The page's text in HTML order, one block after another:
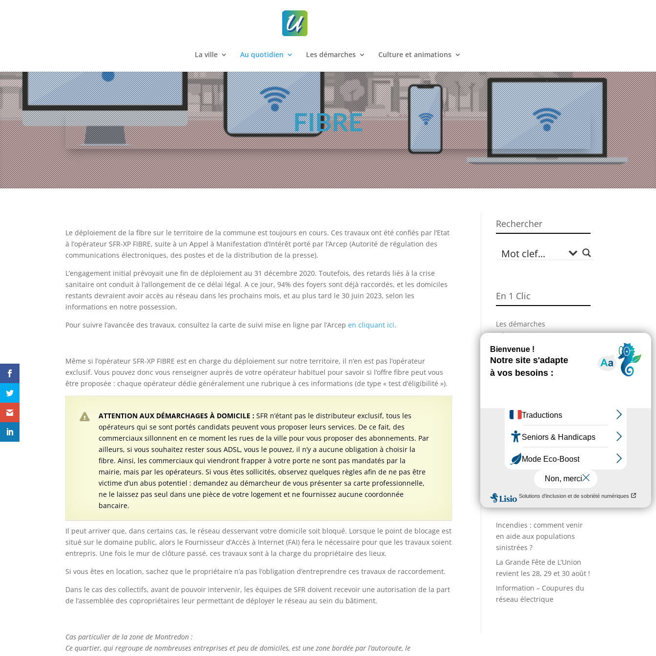
La ville Au quotidien Les démarches Culture et animations
FIBRE
Le déploiement de la fibre sur le territoire de la commune est toujours en cours. Ces travaux ont été confiés par l’Etat
à l’opérateur SFR-XP FIBRE, suite à un Appel à Manifestation d’Intérêt porté par l’Arcep (Autorité de régulation des
communications électroniques, des postes et de la distribution de la presse).
L’engagement initial prévoyait une fin de déploiement au 31 décembre 2020. Toutefois, des retards liés à la crise
sanitaire ont conduit à l’allongement de ce délai légal. A ce jour, 94% des foyers sont déjà raccordés, et les domiciles
restants devraient avoir accès au réseau dans les prochains mois, et au plus tard le 30 juin 2023, selon les
informations en notre possession.
Pour suivre l’avancée des travaux, consultez la carte de suivi mise en ligne par l’Arcepen cliquant ici.
Même si l’opérateur SFR-XP FIBRE est en charge du déploiement sur notre territoire, il n’en est pas l’opérateur
exclusif. Vous pouvez donc vous renseigner auprès de votre opérateur habituel pour savoir si l’offre fibre peut vous
être proposée : chaque opérateur dédie généralement une rubrique à ces informations (de type « test d’éligibilité »).
ATTENTION AUX DÉMARCHAGES À DOMICILE : SFR n’étant pas le distributeur exclusif, tous les
opérateurs qui se sont portés candidats peuvent vous proposer leurs services. De ce fait, des
commerciaux sillonnent en ce moment les rues de la ville pour vous proposer des abonnements. Par
ailleurs, si vous souhaitez rester sous ADSL, vous le pouvez, il n’y a aucune obligation à choisir la
fibre. Ainsi, les commerciaux qui viendront frapper à votre porte ne sont pas mandatés par la
mairie, mais par les opérateurs. Si vous êtes sollicités, observez quelques règles afin de ne pas être
victime d’un abus potentiel : demandez au démarcheur de vous présenter sa carte professionnelle,
ne le laissez pas seul dans une pièce de votre logement et ne fournissez aucune coordonnée
bancaire.
Il peut arriver que, dans certains cas, le réseau desservant votre domicile soit bloqué. Lorsque le point de blocage est
situé sur le domaine public, alors le Fournisseur d’Accès à Internet (FAI) fera le nécessaire pour que les travaux soient
entrepris. Une fois le mur de clôture passé, ces travaux sont à la charge du propriétaire des lieux.
Si vous êtes en location, sachez que le propriétaire n’a pas l’obligation d’entreprendre ces travaux de raccordement.
Dans le cas des collectifs, avant de pouvoir intervenir, les équipes de SFR doivent recevoir une autorisation de la part
de l’assemblée des copropriétaires leur permettant de déployer le réseau au sein du bâtiment.
Cas particulier de la zone de Montredon :
Ce quartier, qui regroupe de nombreuses entreprises et peu de domiciles, est une zone bordée par l’autoroute, le
Rechercher
En 1 Clic
Les démarches
administratives
Campagne Sécheresse
Environnement
Numéros utiles
Sport
Entreprises
Action sociale
Actualités
Incendies : comment venir
en aide aux populations
sinistrées ?
La Grande Fête de L’Union
revient les 28, 29 et 30 août !
Information – Coupures du
réseau électrique